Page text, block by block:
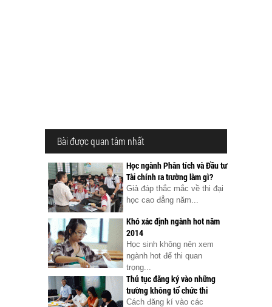
Bài được quan tâm nhất
Học ngành Phân tích và Đầu tư
Tài chính ra trường làm gì?
Giả đáp thắc mắc về thi đại
học cao đẳng năm...
Khó xác định ngành hot năm
2014
Học sinh không nên xem
ngành hot để thi quan
trọng...
Thủ tục đăng ký vào những
trường không tổ chức thi
Cách đăng kí vào các